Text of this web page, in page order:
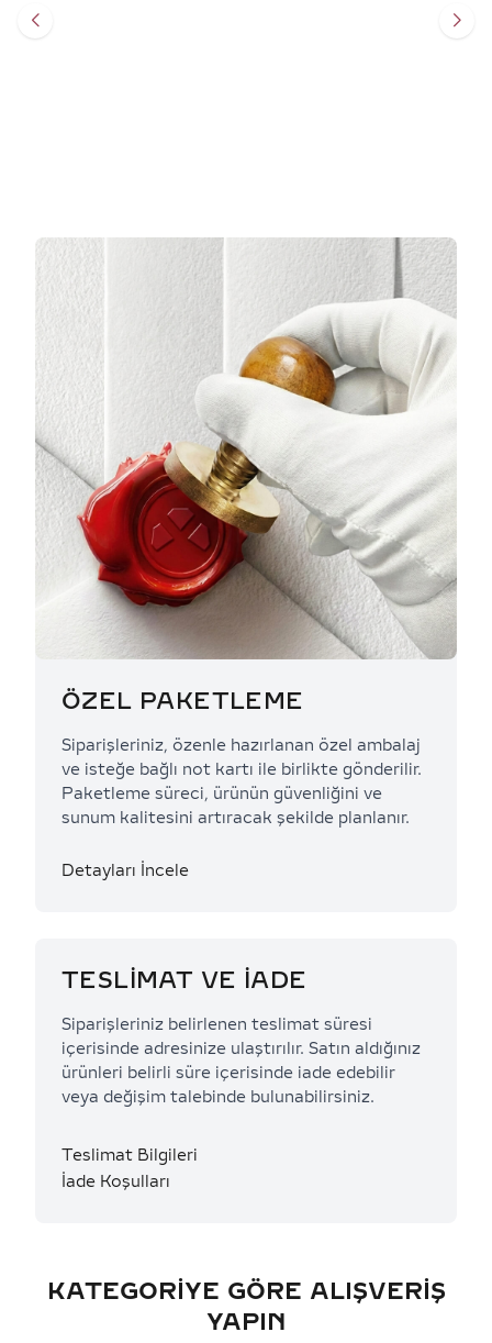
ÖZEL PAKETLEME
Siparişleriniz, özenle hazırlanan özel ambalaj
ve isteğe bağlı not kartı ile birlikte gönderilir.
Paketleme süreci, ürünün güvenliğini ve
sunum kalitesini artıracak şekilde planlanır.
Detayları İncele
TESLİMAT VE İADE
Siparişleriniz belirlenen teslimat süresi
içerisinde adresinize ulaştırılır. Satın aldığınız
ürünleri belirli süre içerisinde iade edebilir
veya değişim talebinde bulunabilirsiniz.
Teslimat Bilgileri
İade Koşulları
KATEGORIYE GÖRE ALIŞVERIŞ
YAPIN